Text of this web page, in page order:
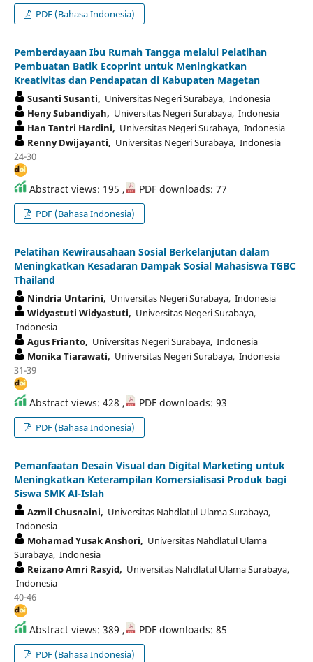
PDF (Bahasa Indonesia)
Pemberdayaan Ibu Rumah Tangga melalui Pelatihan
Pembuatan Batik Ecoprint untuk Meningkatkan
Kreativitas dan Pendapatan di Kabupaten Magetan
Susanti Susanti, Universitas Negeri Surabaya, Indonesia
Heny Subandiyah, Universitas Negeri Surabaya, Indonesia
Han Tantri Hardini, Universitas Negeri Surabaya, Indonesia
Renny Dwijayanti, Universitas Negeri Surabaya, Indonesia
24-30
Abstract views: 195 , PDF downloads: 77
PDF (Bahasa Indonesia)
Pelatihan Kewirausahaan Sosial Berkelanjutan dalam
Meningkatkan Kesadaran Dampak Sosial Mahasiswa TGBC
Thailand
Nindria Untarini, Universitas Negeri Surabaya, Indonesia
Widyastuti Widyastuti, Universitas Negeri Surabaya,
Indonesia
Agus Frianto, Universitas Negeri Surabaya, Indonesia
Monika Tiarawati, Universitas Negeri Surabaya, Indonesia
31-39
Abstract views: 428 , PDF downloads: 93
PDF (Bahasa Indonesia)
Pemanfaatan Desain Visual dan Digital Marketing untuk
Meningkatkan Keterampilan Komersialisasi Produk bagi
Siswa SMK Al-Islah
Azmil Chusnaini, Universitas Nahdlatul Ulama Surabaya,
Indonesia
Mohamad Yusak Anshori, Universitas Nahdlatul Ulama
Surabaya, Indonesia
Reizano Amri Rasyid, Universitas Nahdlatul Ulama Surabaya,
Indonesia
40-46
Abstract views: 389 , PDF downloads: 85
PDF (Bahasa Indonesia)